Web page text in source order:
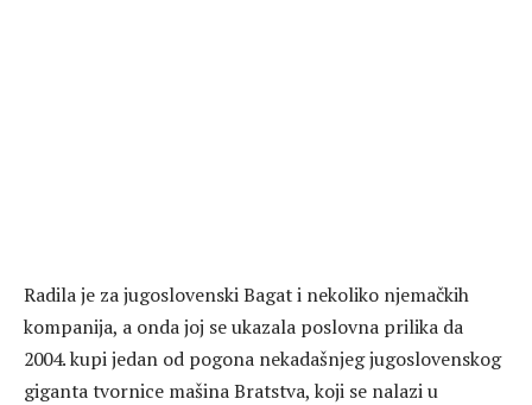
Radila je za jugoslovenski Bagat i nekoliko njemačkih
kompanija, a onda joj se ukazala poslovna prilika da
2004. kupi jedan od pogona nekadašnjeg jugoslovenskog
giganta tvornice mašina Bratstva, koji se nalazi u